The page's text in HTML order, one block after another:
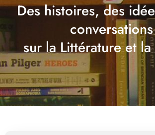
Des histoires, des
conversations
sur la Littérature et